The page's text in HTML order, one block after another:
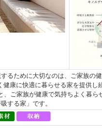
るために大切なのは、ご家族の
康に快適に暮らせる家を提供し
ご家族が健康で気持ちよく暮ら
する家」です。